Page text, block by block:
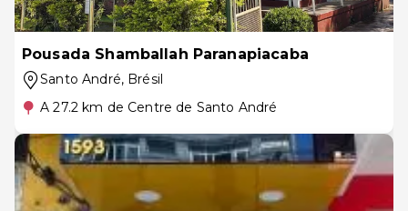
Pousada Shamballah Paranapiacaba
Santo André, Brésil
A 27.2 km de Centre de Santo André